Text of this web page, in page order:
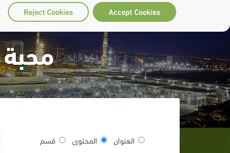
Accept Cookies
Reject Cookies
العنوان المحتوى قسم